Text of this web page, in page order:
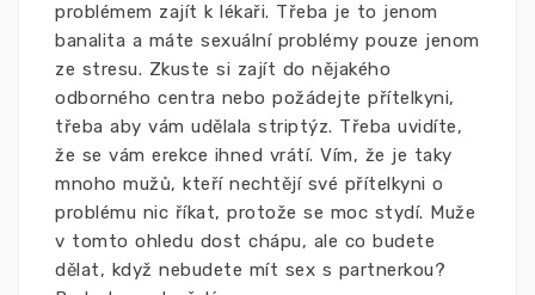
problémem zajít k lékaři. Třeba je to jenom
banalita a máte sexuální problémy pouze jenom
ze stresu. Zkuste si zajít do nějakého
odborného centra nebo požádejte přítelkyni,
třeba aby vám udělala striptýz. Třeba uvidíte,
že se vám erekce ihned vrátí. Vím, že je taky
mnoho mužů, kteří nechtějí své přítelkyni o
problému nic říkat, protože se moc stydí. Muže
v tomto ohledu dost chápu, ale co budete
dělat, když nebudete mít sex s partnerkou?